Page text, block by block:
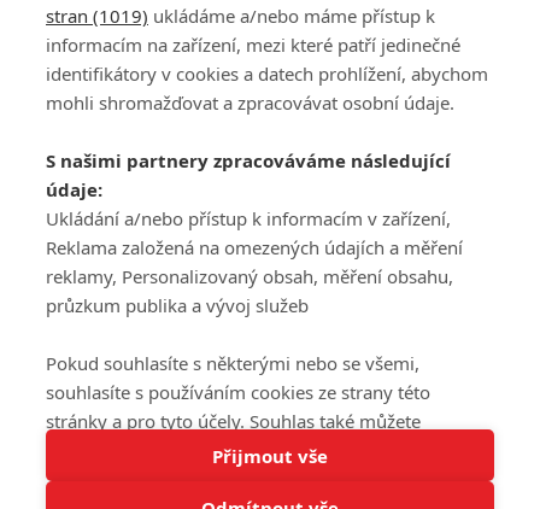
Tato stránka používá soubory cookies.
PŘIHLÁSIT
REGISTROVAT
DISKUZE
Šéfredaktorkou webu jePetr Slavík, e-mailserialy@fandimefilmu.cz
Máte-li zájem o inzerci na našem webu napište nám na e-mail
studio@koncal.com
Ochrana osobních údajů|Zásady používání cookies |Pravidla webu
Upravit nastavení soukromí
© 2016 – 2026 FandimeSerialum.cz / All rights reserved /
stran (1019) ukládáme a/nebo máme přístup k
informacím na zařízení, mezi které patří jedinečné
identifikátory v cookies a datech prohlížení, abychom
mohli shromažďovat a zpracovávat osobní údaje.
S našimi partnery zpracováváme následující
údaje:
Ukládání a/nebo přístup k informacím v zařízení,
Reklama založená na omezených údajích a měření
reklamy, Personalizovaný obsah, měření obsahu,
průzkum publika a vývoj služeb
Pokud souhlasíte s některými nebo se všemi,
souhlasíte s používáním cookies ze strany této
stránky a pro tyto účely. Souhlas také můžete
odmítnout, ale v takovém případě vám na stránce
nebudou k dispozici některé personalizované funkce.
Přijmout vše